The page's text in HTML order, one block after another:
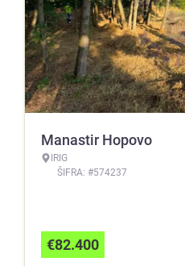
Manastir Hopovo
IRIG
ŠIFRA: #574237
€82.400